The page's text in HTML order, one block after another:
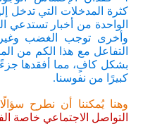
كثرة المدخلات التي تدخل
الواحدة من أخبار تستدعي
وأخرى توجب الغضب
التفاعل مع هذا الكم من
بشكل كافٍ، مما أفقدها جزءًا
كبيرًا من نفوسنا.
وهنا يُمكننا أن نطرح
التواصل الاجتماعي خاصة